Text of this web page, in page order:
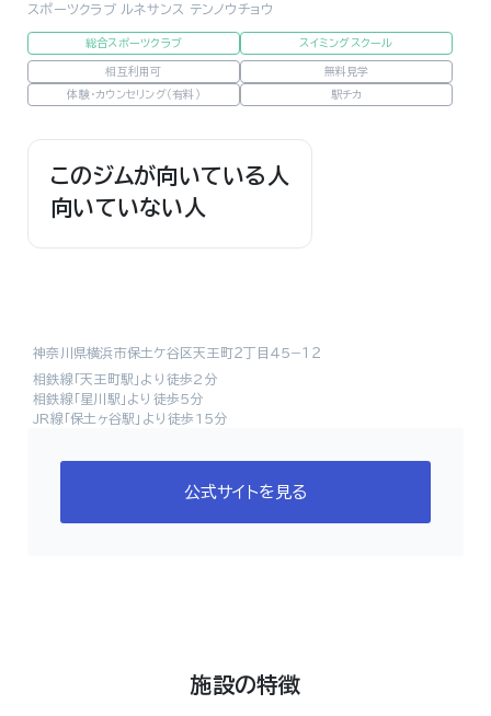
スポーツクラブ ルネサンス テンノウチョウ
総合スポーツクラブ スイミングスクール
相互利用可 無料見学
体験・カウンセリング（有料） 駅チカ
このジムが向いている人
向いていない人
神奈川県横浜市保土ケ谷区天王町２丁目４５−１２
相鉄線「天王町駅」より徒歩2分
相鉄線「星川駅」より徒歩5分
JR線「保土ヶ谷駅」より徒歩15分
公式サイトを見る
施設の特徴